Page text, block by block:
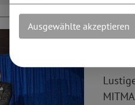
Ausgewählte akzeptieren